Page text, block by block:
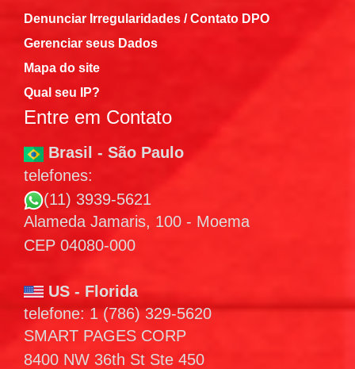
Denunciar Irregularidades / Contato DPO
Gerenciar seus Dados
Mapa do site
Qual seu IP?
Entre em Contato
Brasil - São Paulo
telefones:
(11) 3939-5621
Alameda Jamaris, 100 - Moema
CEP 04080-000
US - Florida
telefone: 1 (786) 329-5620
SMART PAGES CORP
8400 NW 36th St Ste 450